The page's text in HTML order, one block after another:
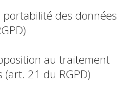
des données
au traitement
(art. 21 du RGPD)